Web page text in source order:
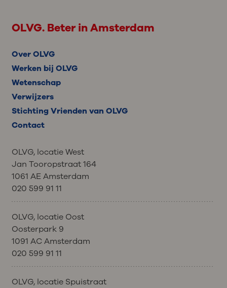
OLVG. Beter in Amsterdam
Over OLVG
Werken bij OLVG
Wetenschap
Verwijzers
Stichting Vrienden van OLVG
Contact
OLVG, locatie West
Jan Tooropstraat 164
1061 AE Amsterdam
020 599 91 11
OLVG, locatie Oost
Oosterpark 9
1091 AC Amsterdam
020 599 91 11
OLVG, locatie Spuistraat